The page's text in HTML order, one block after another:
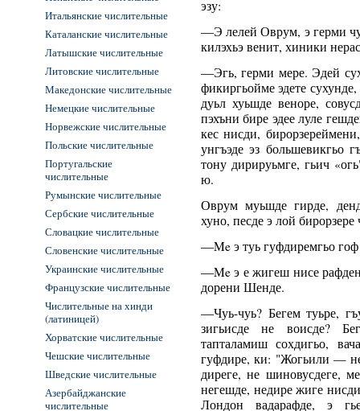
эзу:
―Э лелей Оврум, э герми
килэхьэ венит, хиники
―Эгь, герми мере. Эдей
фикиргьойме эдете
дуьл хуьшде веноре,
пэхъни бире эдее луле
кес нисди,
унгъэде эз большевикгьо
тону дирируьмге, гьич
ю.
Оврум муьшде гирде,
хуно, песде э лой
―Me э туь гуфдиремгьо
―Me э е жигеш нисе
дорени Шенде.
―Чуь-чуь? Бегем туьре,
зигьисде не воисде?
тапталамиш сохдигьо,
гуфдире, ки: "Жогьили —
диреге, не шиновусдеге,
негешде, недире жиге
Лондон вадарафде, э
Итальянские числительные
Каталанские числительные
Латышские числительные
Литовские числительные
Македонские числительные
Немецкие числительные
Норвежские числительные
Польские числительные
Португальские
числительные
Румынские числительные
Сербские числительные
Словацкие числительные
Словенские числительные
Украинские числительные
Французские числительные
Числительные на хинди
(латиницей)
Хорватские числительные
Чешские числительные
Шведские числительные
Азербайджанские
числительные